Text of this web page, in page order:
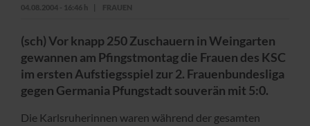
04.08.2004 - 16:46 h FRAUEN
(sch) Vor knapp 250 Zuschauern in Weingarten
gewannen am Pfingstmontag die Frauen des KSC
im ersten Aufstiegsspiel zur 2. Frauenbundesliga
gegen Germania Pfungstadt souverän mit 5:0.
Die Karlsruherinnen waren während der gesamten